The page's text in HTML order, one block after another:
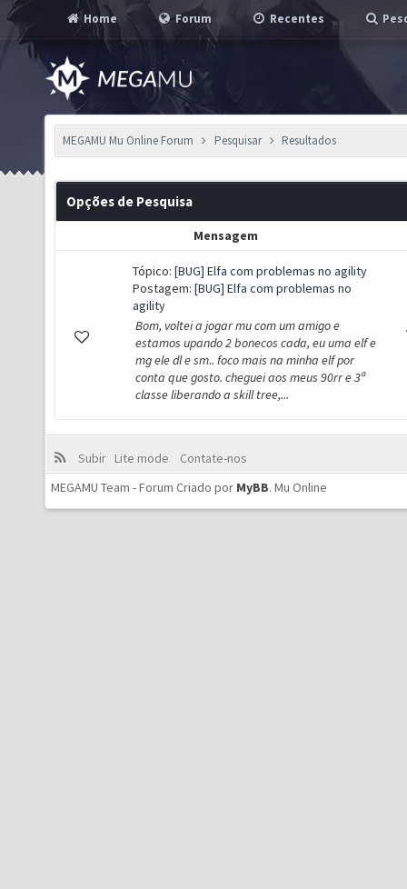
Home Forum Recentes
MEGAMU Mu Online Forum Pesquisar Resultados
Opções de Pesquisa
Mensagem
Tópico: [BUG] Elfa com problemas no agility
Postagem: [BUG] Elfa com problemas no
agility
Bom, voltei a jogar mu com um amigo e
estamos upando 2 bonecos cada, eu uma elf e
mg ele dl e sm.. foco mais na minha elf por
conta que gosto. cheguei aos meus 90rr e 3ª
classe liberando a skill tree,...
Subir Lite mode
Contate-nos
MEGAMU Team - Forum Criado por MyBB. Mu Online